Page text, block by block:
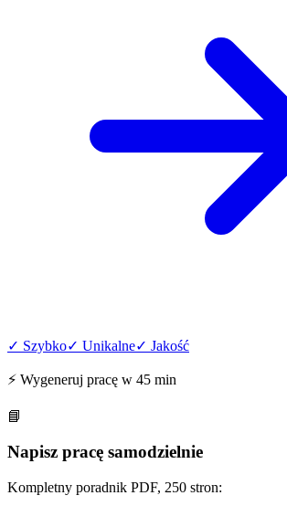
✓ Szybko✓ Unikalne✓ Jakość
⚡ Wygeneruj pracę w 45 min
📘
Napisz pracę samodzielnie
Kompletny poradnik PDF, 250 stron: